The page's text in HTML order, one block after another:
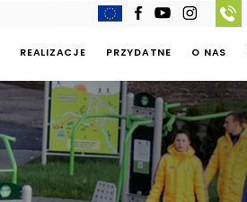
REALIZACJE PRZYDATNE O NAS